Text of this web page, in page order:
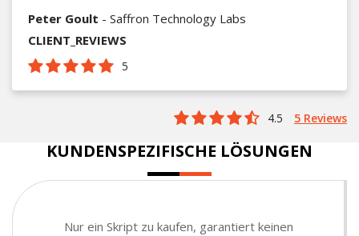
Peter Goult - Saffron Technology Labs
CLIENT_REVIEWS
5
4.5 5 Reviews
KUNDENSPEZIFISCHE LÖSUNGEN
Nur ein Skript zu kaufen, garantiert keinen